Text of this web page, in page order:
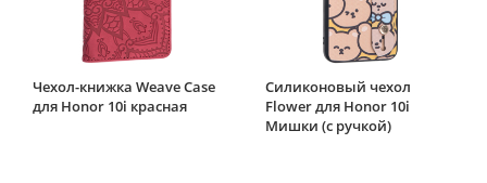
Чехол-книжка Weave Case
для Honor 10i красная
Силиконовый чехол
Flower для Honor 10i
Мишки (с ручкой)